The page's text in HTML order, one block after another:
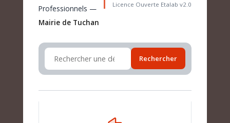
Professionnels —
Mairie de Tuchan
Licence Ouverte Etalab v2.0
Rechercher